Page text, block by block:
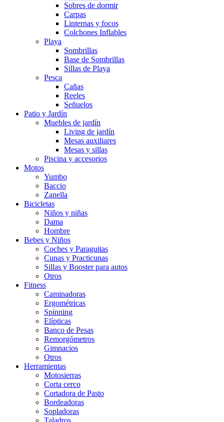
Sobres de dormir
Carpas
Linternas y focos
Colchones Inflables
Playa
Sombrillas
Base de Sombrillas
Sillas de Playa
Pesca
Cañas
Reeles
Señuelos
Patio y Jardín
Muebles de jardín
Living de jardín
Mesas auxiliares
Mesas y sillas
Piscina y accesorios
Motos
Yumbo
Baccio
Zanella
Bicicletas
Niños y niñas
Dama
Hombre
Bebes y Niños
Coches y Paraguitas
Cunas y Practicunas
Sillas y Booster para autos
Otros
Fitness
Caminadoras
Ergométricas
Spinning
Elípticas
Banco de Pesas
Remorgómetros
Gimnacios
Otros
Herramientas
Motosierras
Corta cerco
Cortadora de Pasto
Bordeadoras
Sopladoras
Taladros